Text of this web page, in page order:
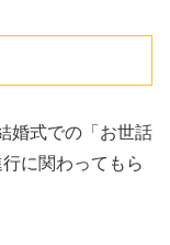
婚式での「お世話
に関わってもら